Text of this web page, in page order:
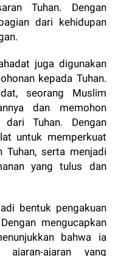
Tuhan. Dengan
dari kehidupan
juga digunakan
kepada Tuhan.
seorang Muslim
dan memohon
Tuhan. Dengan
untuk memperkuat
Tuhan, serta menjadi
yang tulus dan
bentuk pengakuan
mengucapkan
bahwa ia
ajaran-ajaran yang